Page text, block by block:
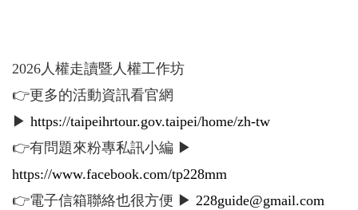
2026人權走讀暨人權工作坊
👉更多的活動資訊看官網
▶ https://taipeihrtour.gov.taipei/home/zh-tw
👉有問題來粉專私訊小編 ▶
https://www.facebook.com/tp228mm
👉電子信箱聯絡也很方便 ▶ 228guide@gmail.com